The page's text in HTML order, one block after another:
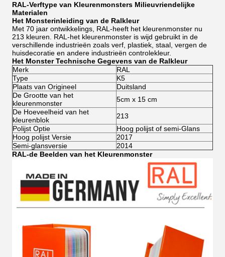
RAL-Verftype van Kleurenmonsters Milieuvriendelijke
Materialen
Het Monsterinleiding van de Ralkleur
Met 70 jaar ontwikkelings, RAL-heeft het kleurenmonster nu
213 kleuren. RAL-het kleurenmonster is wijd gebruikt in de
verschillende industrieën zoals verf, plastiek, staal, vergen de
huisdecoratie en andere industrieën controlekleur.
Het Monster Technische Gegevens van de Ralkleur
Merk
RAL
Type
K5
Plaats van Origineel
Duitsland
De Grootte van het
kleurenmonster
5cm x 15 cm
De Hoeveelheid van het
kleurenblok
213
Polijst Optie
Hoog polijst of semi-Glans
Hoog polijst Versie
2017
Semi-glansversie
2014
RAL-de Beelden van het Kleurenmonster